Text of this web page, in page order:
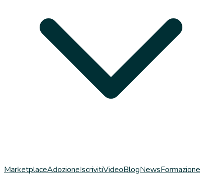
MarketplaceAdozioneIscrivitiVideoBlogNewsFormazione